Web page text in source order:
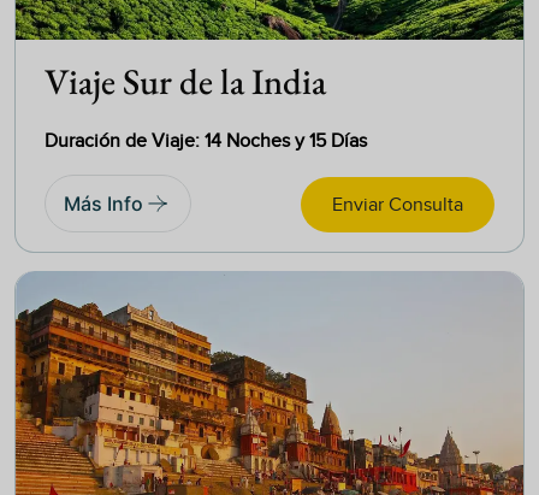
Viaje Sur de la India
Duración de Viaje: 14 Noches y 15 Días
Más Info Enviar Consulta